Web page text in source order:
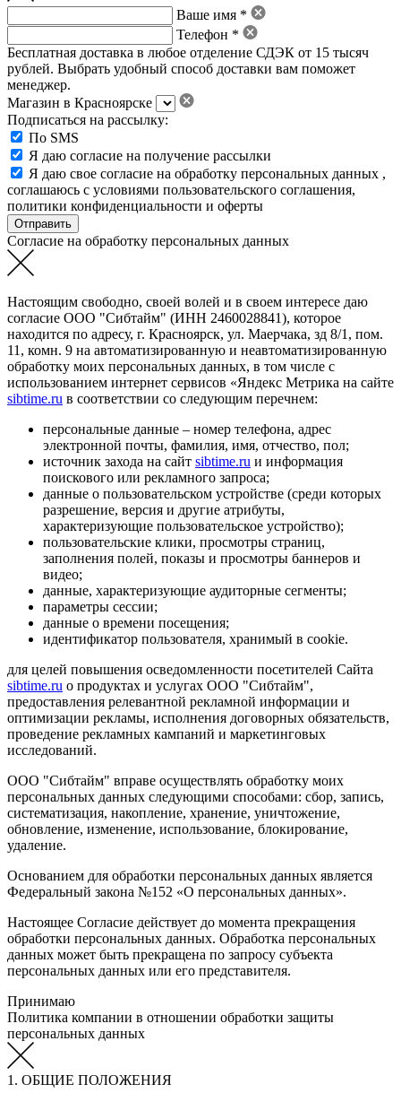
Ваше имя *
Телефон *
Бесплатная доставка в любое отделение СДЭК от 15 тысяч
рублей. Выбрать удобный способ доставки вам поможет
менеджер.
Магазин в Красноярске
Подписаться на рассылку:
По SMS
Я даю согласие на получение рассылки
Я даю свое согласие на обработку персональных данных ,
соглашаюсь с условиями пользовательского соглашения,
политики конфиденциальности и оферты
Согласие на обработку персональных данных
Настоящим свободно, своей волей и в своем интересе даю
согласие ООО "Сибтайм" (ИНН 2460028841), которое
находится по адресу, г. Красноярск, ул. Маерчака, зд 8/1, пом.
11, комн. 9 на автоматизированную и неавтоматизированную
обработку моих персональных данных, в том числе с
использованием интернет сервисов «Яндекс Метрика на сайте
sibtime.ru в соответствии со следующим перечнем:
персональные данные – номер телефона, адрес
электронной почты, фамилия, имя, отчество, пол;
источник захода на сайт sibtime.ru и информация
поискового или рекламного запроса;
данные о пользовательском устройстве (среди которых
разрешение, версия и другие атрибуты,
характеризующие пользовательское устройство);
пользовательские клики, просмотры страниц,
заполнения полей, показы и просмотры баннеров и
видео;
данные, характеризующие аудиторные сегменты;
параметры сессии;
данные о времени посещения;
идентификатор пользователя, хранимый в cookie.
для целей повышения осведомленности посетителей Сайта
sibtime.ru о продуктах и услугах ООО "Сибтайм",
предоставления релевантной рекламной информации и
оптимизации рекламы, исполнения договорных обязательств,
проведение рекламных кампаний и маркетинговых
исследований.
ООО "Сибтайм" вправе осуществлять обработку моих
персональных данных следующими способами: сбор, запись,
систематизация, накопление, хранение, уничтожение,
обновление, изменение, использование, блокирование,
удаление.
Основанием для обработки персональных данных является
Федеральный закона №152 «О персональных данных».
Настоящее Согласие действует до момента прекращения
обработки персональных данных. Обработка персональных
данных может быть прекращена по запросу субъекта
персональных данных или его представителя.
Принимаю
Политика компании в отношении обработки защиты
персональных данных
1. ОБЩИЕ ПОЛОЖЕНИЯ